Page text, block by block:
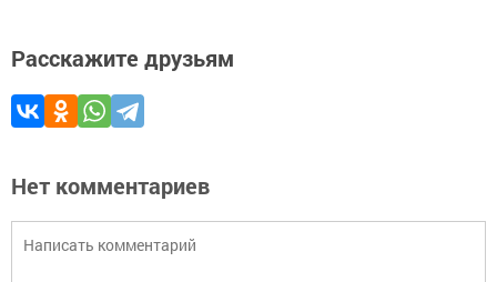
Расскажите друзьям
Нет комментариев